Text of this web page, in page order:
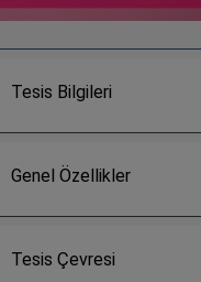
Tesis Bilgileri
Genel Özellikler
Tesis Çevresi